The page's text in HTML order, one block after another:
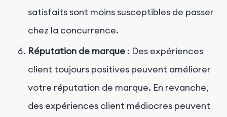
satisfaits sont moins susceptibles de passer
chez la concurrence.
Réputation de marque : Des expériences
client toujours positives peuvent améliorer
votre réputation de marque. En revanche,
des expériences client médiocres peuvent